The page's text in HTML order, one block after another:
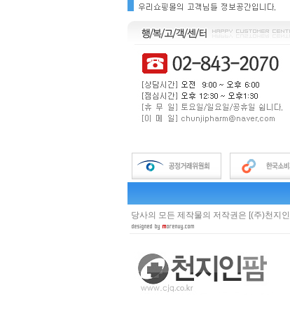
당사의 모든 제작물의 저작권은 [(주)천지